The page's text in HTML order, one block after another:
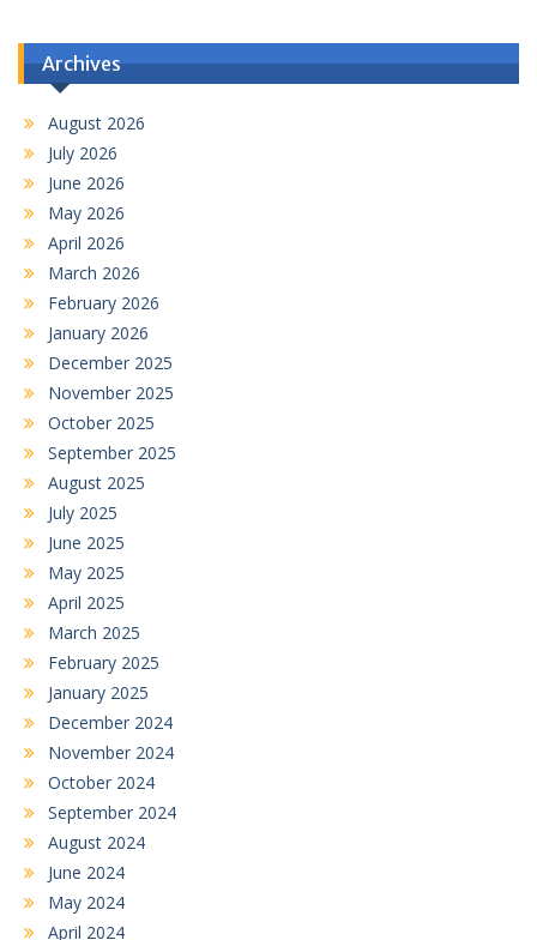
Archives
August 2026
July 2026
June 2026
May 2026
April 2026
March 2026
February 2026
January 2026
December 2025
November 2025
October 2025
September 2025
August 2025
July 2025
June 2025
May 2025
April 2025
March 2025
February 2025
January 2025
December 2024
November 2024
October 2024
September 2024
August 2024
June 2024
May 2024
April 2024